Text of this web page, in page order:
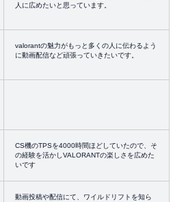
人に広めたいと思っています。
valorantの魅力がもっと多くの人に伝わるよう
に動画配信など頑張っていきたいです。
CS機のTPSを4000時間ほどしていたので、そ
の経験を活かしVALORANTの楽しさを広めた
いです
動画投稿や配信にて、ワイルドリフトを知ら